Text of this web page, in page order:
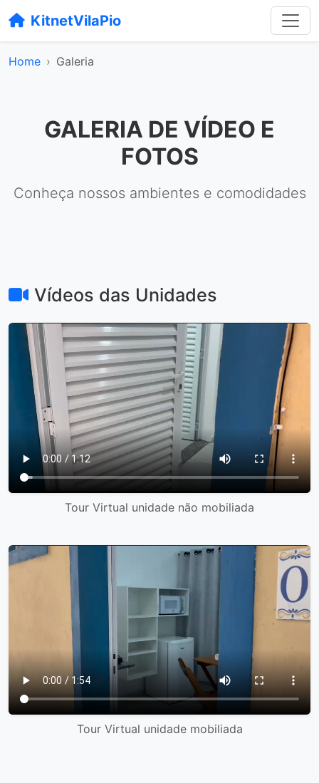
KitnetVilaPio
Home Galeria
GALERIA DE VÍDEO E
FOTOS
Conheça nossos ambientes e comodidades
Vídeos das Unidades
Tour Virtual unidade não mobiliada
Tour Virtual unidade mobiliada